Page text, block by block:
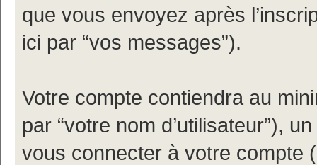
que vous envoyez après
ici par “vos messages”).
Votre compte contiendra au
par “votre nom d’utilisateur”),
vous connecter à votre compte